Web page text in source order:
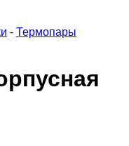
- Термопары